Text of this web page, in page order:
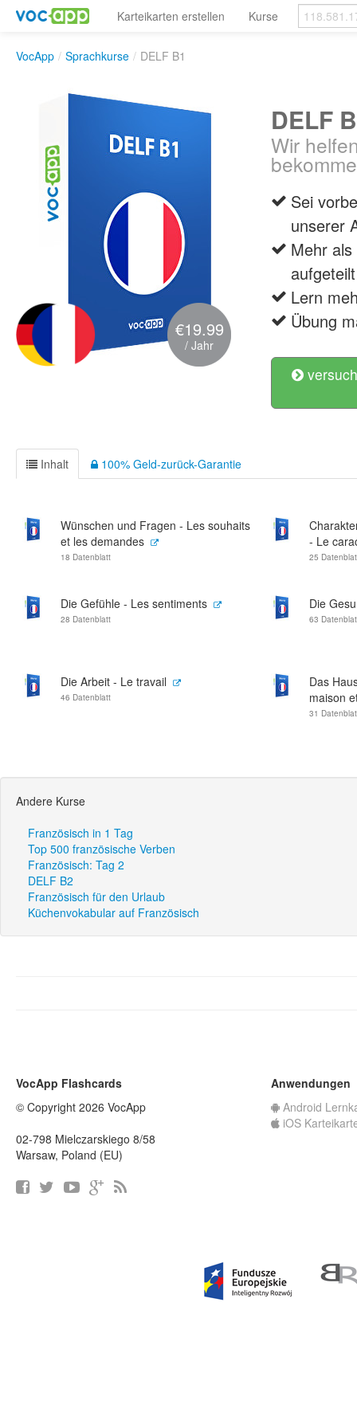
Karteikarten erstellen Kurse
VocApp / Sprachkurse / DELF B1
€19.99
/ Jahr
DELF
Wir
Sei
unserer
Mehr
Lern
Übung
Inhalt 100% Geld-zurück-Garantie
Wünschen und Fragen - Les souhaits
et les demandes
18 Datenblatt
- Le
25
Die Gefühle - Les sentiments
28 Datenblatt
Die
63
Die Arbeit - Le travail
46 Datenblatt
Das
maison
31
Andere Kurse
Französisch in 1 Tag
Top 500 französische Verben
Französisch: Tag 2
DELF B2
Französisch für den Urlaub
Küchenvokabular auf Französisch
VocApp Flashcards
© Copyright 2026 VocApp
02-798 Mielczarskiego 8/58
Warsaw, Poland (EU)
Anwendungen
Android
iOS